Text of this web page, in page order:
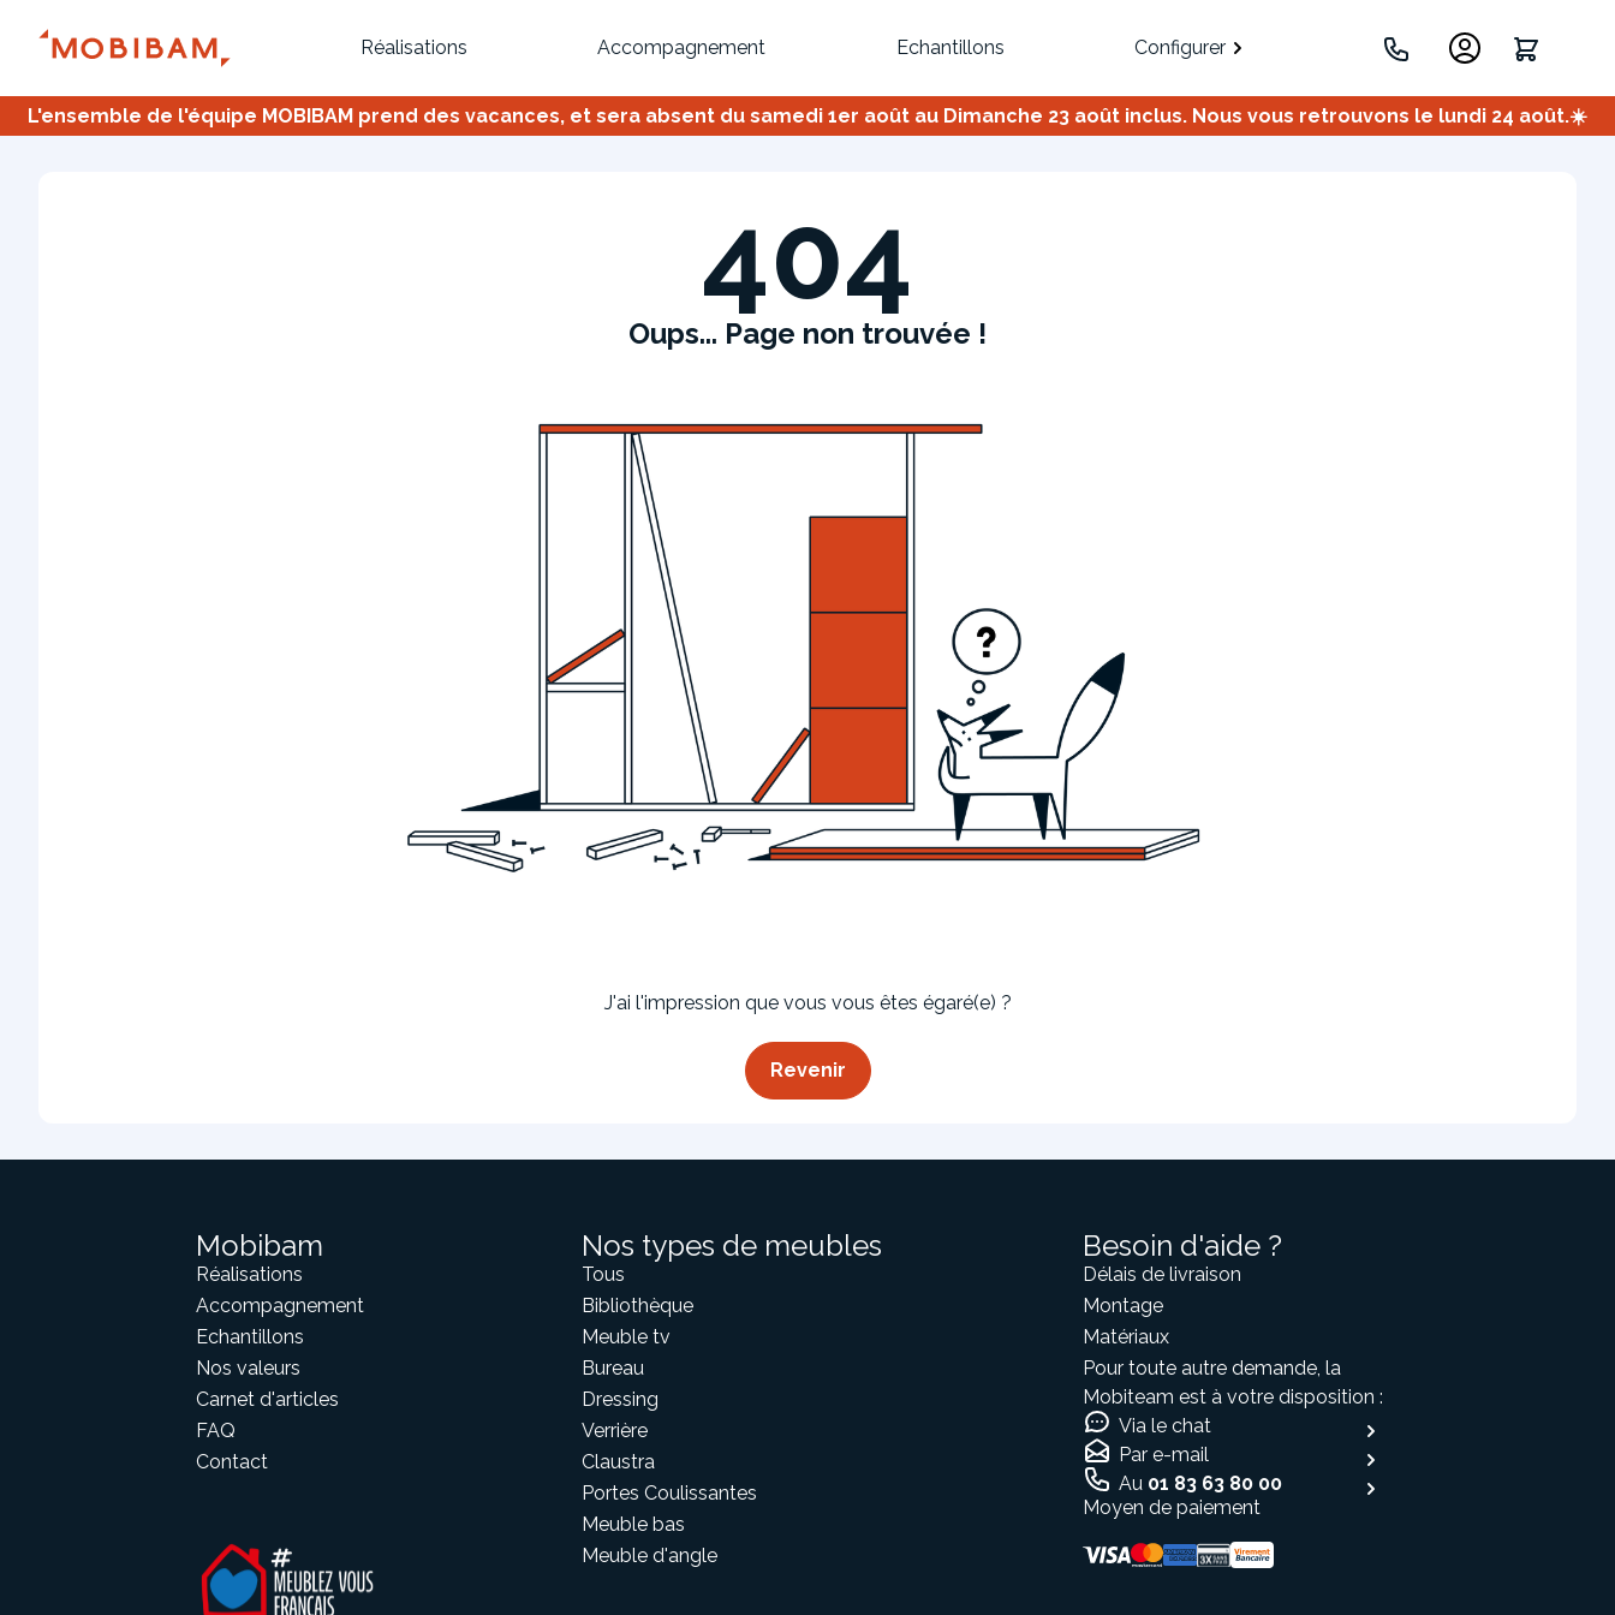
Réalisations Accompagnement Echantillons Configurer
Inspirez-vous du catalogue
Créez votre projet de A à Z Retrouvez vos projets
Imaginez et concevez un meuble 100% unique.
L'ensemble de l'équipe MOBIBAM prend des vacances, et sera absent du samedi 1er août au Dimanche 23 août inclus. Nous vous retrouvons le lundi 24 août.☀️
404
Oups... Page non trouvée !
J'ai l'impression que vous vous êtes égaré(e) ?
Revenir
Mobibam
Réalisations
Accompagnement
Echantillons
Nos valeurs
Carnet d'articles
FAQ
Contact
Nos types de meubles
Tous
Bibliothèque
Meuble tv
Bureau
Dressing
Verrière
Claustra
Portes Coulissantes
Meuble bas
Meuble d'angle
Besoin d'aide ?
Délais de livraison
Montage
Matériaux
Pour toute autre demande, la
Mobiteam est à votre disposition :
Via le chat
Par e-mail
Au 01 83 63 80 00
Moyen de paiement